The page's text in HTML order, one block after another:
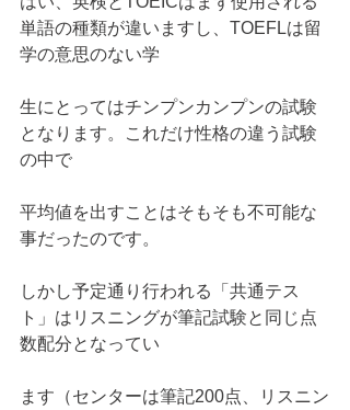
単語の種類が違いますし、TOEFLは留
学の意思のない学
生にとってはチンプンカンプンの試験
となります。これだけ性格の違う試験
の中で
平均値を出すことはそもそも不可能な
事だったのです。
しかし予定通り行われる「共通テス
ト」はリスニングが筆記試験と同じ点
数配分となってい
ます（センターは筆記200点、リスニン